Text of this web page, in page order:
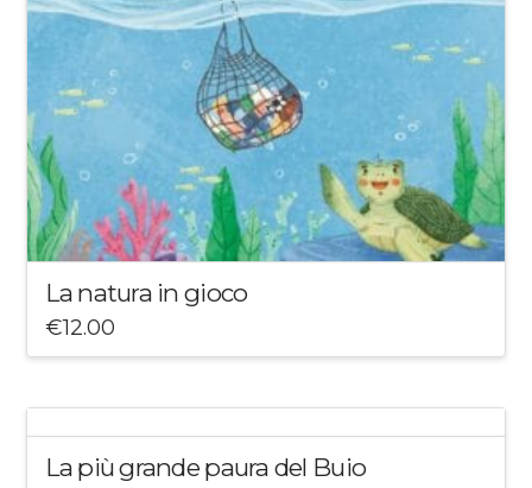
La natura in gioco
€12.00
La più grande paura del Buio